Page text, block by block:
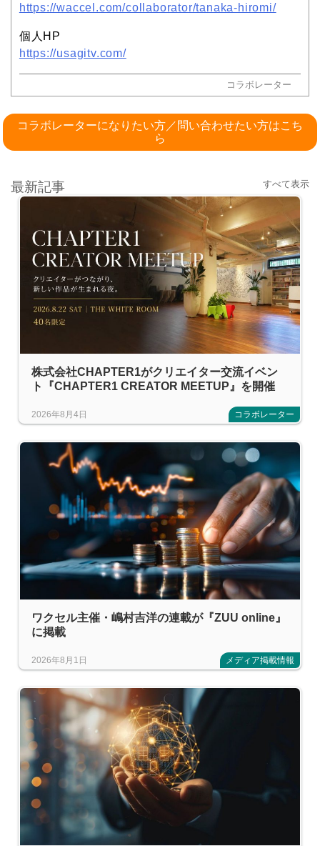
https://waccel.com/collaborator/tanaka-hiromi/
個人HP
https://usagitv.com/
コラボレーター
コラボレーターになりたい方／問い合わせたい方はこち
ら
最新記事 すべて表示
株式会社CHAPTER1がクリエイター交流イベン
ト『CHAPTER1 CREATOR MEETUP』を開催
2026年8月4日 コラボレーター
ワクセル主催・嶋村吉洋の連載が『ZUU online』
に掲載
2026年8月1日 メディア掲載情報